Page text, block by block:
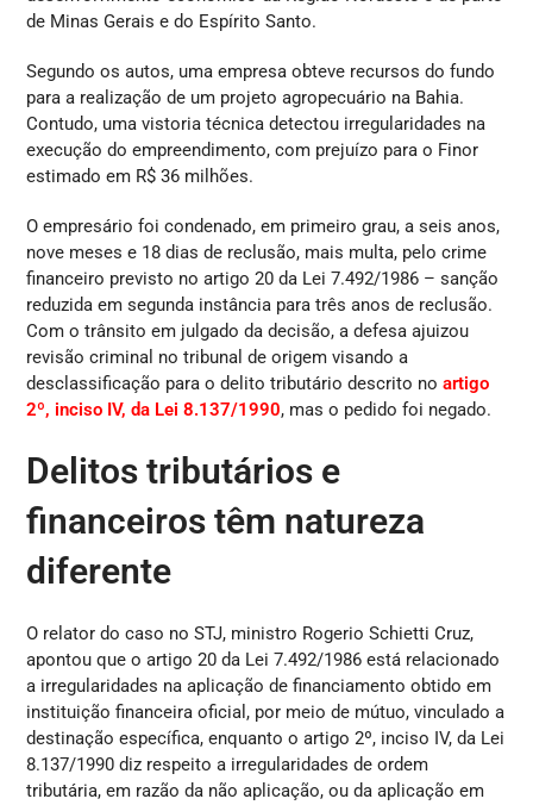
de Minas Gerais e do Espírito Santo.
Segundo os autos, uma empresa obteve recursos do fundo
para a realização de um projeto agropecuário na Bahia.
Contudo, uma vistoria técnica detectou irregularidades na
execução do empreendimento, com prejuízo para o Finor
estimado em R$ 36 milhões.
O empresário foi condenado, em primeiro grau, a seis anos,
nove meses e 18 dias de reclusão, mais multa, pelo crime
financeiro previsto no artigo 20 da Lei 7.492/1986 – sanção
reduzida em segunda instância para três anos de reclusão.
Com o trânsito em julgado da decisão, a defesa ajuizou
revisão criminal no tribunal de origem visando a
desclassificação para o delito tributário descrito noartigo
2º, inciso IV, da Lei 8.137/1990, mas o pedido foi negado.
Delitos tributários e
financeiros têm natureza
diferente
O relator do caso no STJ, ministro Rogerio Schietti Cruz,
apontou que o artigo 20 da Lei 7.492/1986 está relacionado
a irregularidades na aplicação de financiamento obtido em
instituição financeira oficial, por meio de mútuo, vinculado a
destinação específica, enquanto o artigo 2º, inciso IV, da Lei
8.137/1990 diz respeito a irregularidades de ordem
tributária, em razão da não aplicação, ou da aplicação em